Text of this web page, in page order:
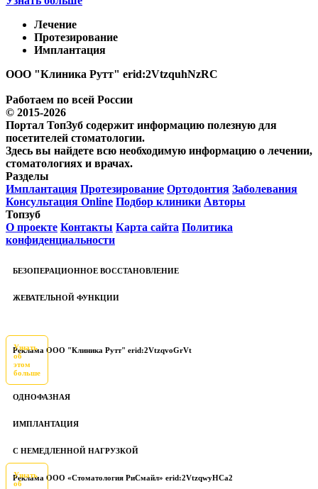
Лечение
Протезирование
Имплантация
ООО "Клиника Рутт" erid:2VtzquhNzRC
Работаем по всей России
© 2015-2026
Портал ТопЗуб содержит информацию полезную для
посетителей стоматологии.
Здесь вы найдете всю необходимую информацию о лечении,
стоматологиях и врачах.
Разделы
Имплантация Протезирование Ортодонтия Заболевания
Консультация Online Подбор клиники Авторы
Топзуб
О проекте Контакты Карта сайта Политика
конфиденциальности
БЕЗОПЕРАЦИОННОЕ ВОССТАНОВЛЕНИЕ
ЖЕВАТЕЛЬНОЙ ФУНКЦИИ
Реклама ООО "Клиника Рутт" erid:2VtzqvoGrVt
Узнать
об
этом
больше
ОДНОФАЗНАЯ
ИМПЛАНТАЦИЯ
С НЕМЕДЛЕННОЙ НАГРУЗКОЙ
Реклама ООО «Стоматология РиСмайл» erid:2VtzqwyHCa2
Узнать
об